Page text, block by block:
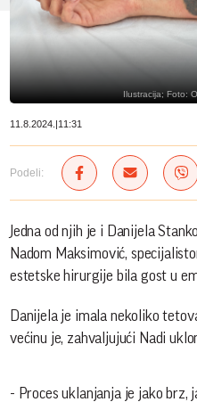
Ilustracija; Foto:
11.8.2024. |11:31
Podeli:
Jedna od njih je i Danijela
Nadom Maksimović,
estetske hirurgije bila gost u
Danijela je imala nekoliko
većinu je, zahvaljujući Nadi
- Proces uklanjanja je jako brz,